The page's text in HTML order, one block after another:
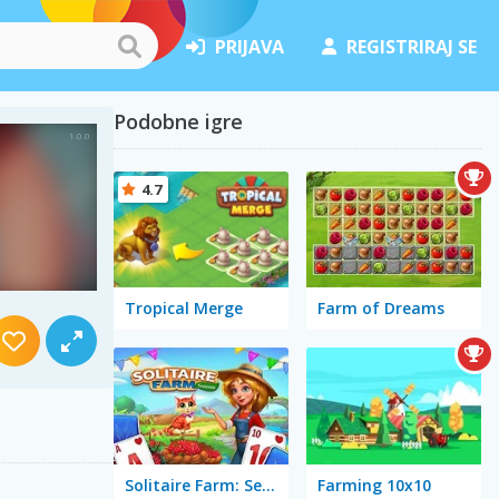
PRIJAVA REGISTRIRAJ SE
Podobne igre
Tropical Merge
4.7
Farm of Dreams
Solitaire Farm: Seasons Farming 10x10